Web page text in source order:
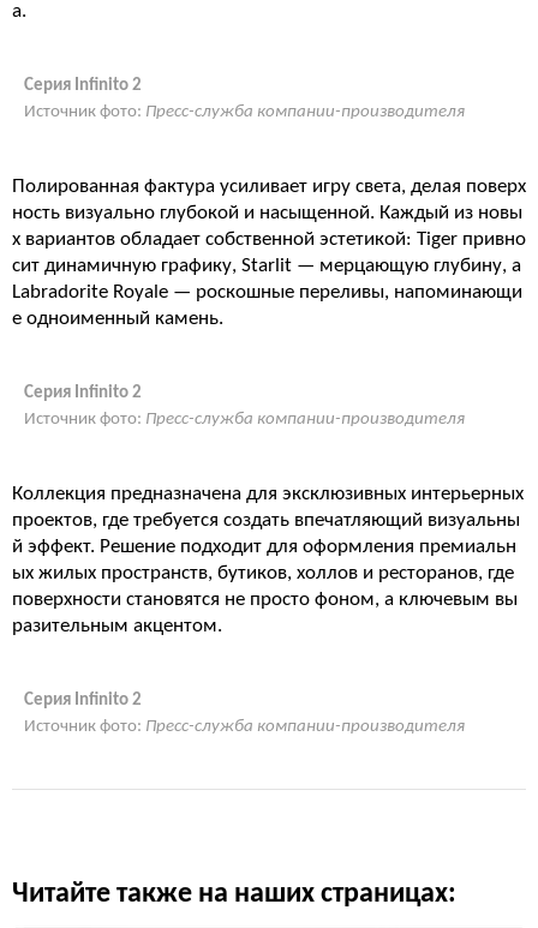
а.
Серия Infinito 2
Источник фото: Пресс-служба компании-производителя
Полированная фактура усиливает игру света, делая поверх
ность визуально глубокой и насыщенной. Каждый из новы
х вариантов обладает собственной эстетикой: Tiger привно
сит динамичную графику, Starlit — мерцающую глубину, а
Labradorite Royale — роскошные переливы, напоминающи
е одноименный камень.
Серия Infinito 2
Источник фото: Пресс-служба компании-производителя
Коллекция предназначена для эксклюзивных интерьерных
проектов, где требуется создать впечатляющий визуальны
й эффект. Решение подходит для оформления премиальн
ых жилых пространств, бутиков, холлов и ресторанов, где
поверхности становятся не просто фоном, а ключевым вы
разительным акцентом.
Серия Infinito 2
Источник фото: Пресс-служба компании-производителя
Читайте также на наших страницах: